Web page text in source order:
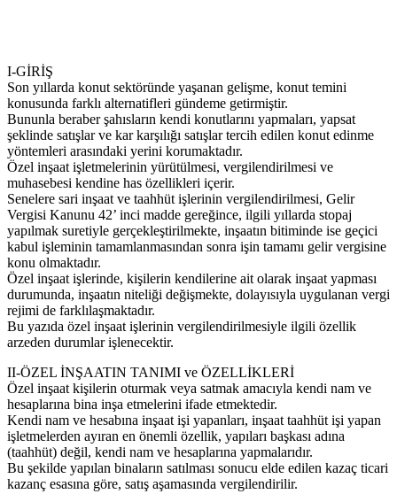
I-GİRİŞ
Son yıllarda konut sektöründe yaşanan gelişme, konut temini
konusunda farklı alternatifleri gündeme getirmiştir.
Bununla beraber şahısların kendi konutlarını yapmaları, yapsat
şeklinde satışlar ve kar karşılığı satışlar tercih edilen konut edinme
yöntemleri arasındaki yerini korumaktadır.
Özel inşaat işletmelerinin yürütülmesi, vergilendirilmesi ve
muhasebesi kendine has özellikleri içerir.
Senelere sari inşaat ve taahhüt işlerinin vergilendirilmesi, Gelir
Vergisi Kanunu 42’ inci madde gereğince, ilgili yıllarda stopaj
yapılmak suretiyle gerçekleştirilmekte, inşaatın bitiminde ise geçici
kabul işleminin tamamlanmasından sonra işin tamamı gelir vergisine
konu olmaktadır.
Özel inşaat işlerinde, kişilerin kendilerine ait olarak inşaat yapması
durumunda, inşaatın niteliği değişmekte, dolayısıyla uygulanan vergi
rejimi de farklılaşmaktadır.
Bu yazıda özel inşaat işlerinin vergilendirilmesiyle ilgili özellik
arzeden durumlar işlenecektir.
II-ÖZEL İNŞAATIN TANIMI ve ÖZELLİKLERİ
Özel inşaat kişilerin oturmak veya satmak amacıyla kendi nam ve
hesaplarına bina inşa etmelerini ifade etmektedir.
Kendi nam ve hesabına inşaat işi yapanları, inşaat taahhüt işi yapan
işletmelerden ayıran en önemli özellik, yapıları başkası adına
(taahhüt) değil, kendi nam ve hesaplarına yapmalarıdır.
Bu şekilde yapılan binaların satılması sonucu elde edilen kazaç ticari
kazanç esasına göre, satış aşamasında vergilendirilir.